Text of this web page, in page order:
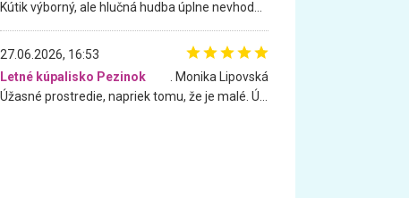
27.06.2026, 16:53
Letné kúpalisko Pezinok
. Monika Lipovská